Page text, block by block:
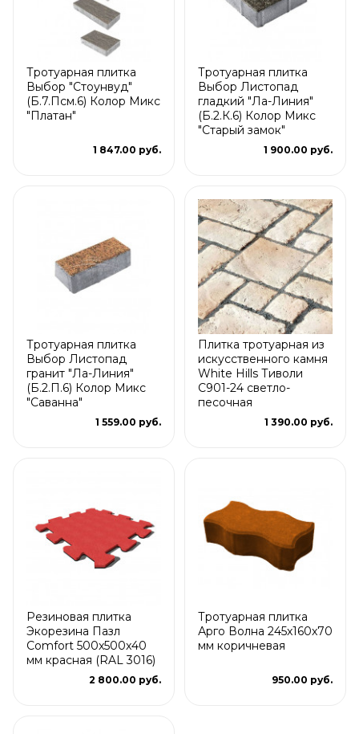
Тротуарная плитка
Выбор "Стоунвуд"
(Б.7.Псм.6) Колор Микс
"Платан"
1 847.00 руб.
Тротуарная плитка
Выбор Листопад
гладкий "Ла-Линия"
(Б.2.К.6) Колор Микс
"Старый замок"
1 900.00 руб.
Тротуарная плитка
Выбор Листопад
гранит "Ла-Линия"
(Б.2.П.6) Колор Микс
"Саванна"
1 559.00 руб.
Плитка тротуарная из
искусственного камня
White Hills Тиволи
С901-24 светло-
песочная
1 390.00 руб.
Резиновая плитка
Экорезина Пазл
Comfort 500x500x40
мм красная (RAL 3016)
2 800.00 руб.
Тротуарная плитка
Арго Волна 245x160x70
мм коричневая
950.00 руб.